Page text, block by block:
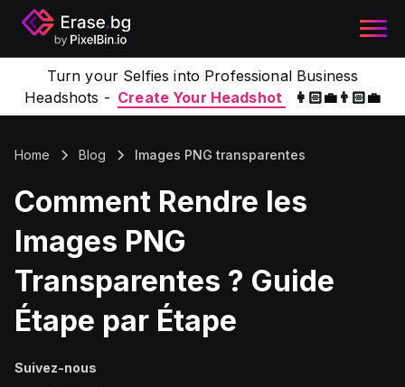
Turn your Selfies into Professional Business
Headshots - Create Your Headshot 👩🏻‍💼👨🏻‍💼
Home Blog Images PNG transparentes
Comment Rendre les
Images PNG
Transparentes ? Guide
Étape par Étape
Suivez-nous